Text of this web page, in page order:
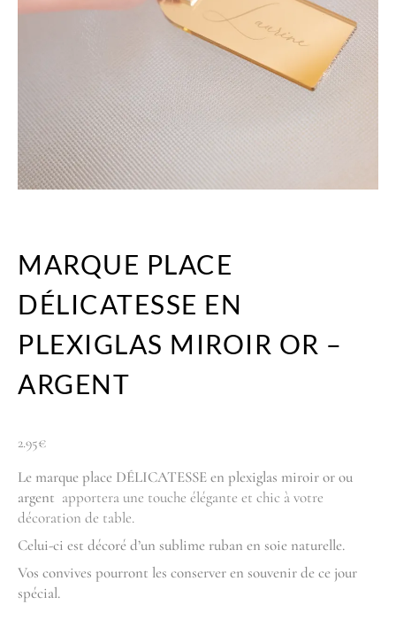
MARQUE PLACE
DÉLICATESSE EN
PLEXIGLAS MIROIR OR –
ARGENT
2.95€
Le marque place DÉLICATESSE en plexiglas miroir or ou
argent apportera une touche élégante et chic à votre
décoration de table.
Celui-ci est décoré d’un sublime ruban en soie naturelle.
Vos convives pourront les conserver en souvenir de ce jour
spécial.